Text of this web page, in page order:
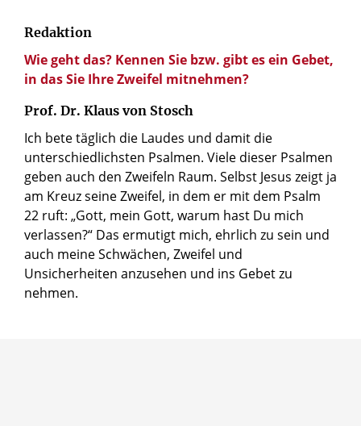
Redaktion
Wie geht das? Kennen Sie bzw. gibt es ein Gebet,
in das Sie Ihre Zweifel mitnehmen?
Prof. Dr. Klaus von Stosch
Ich bete täglich die Laudes und damit die
unterschiedlichsten Psalmen. Viele dieser Psalmen
geben auch den Zweifeln Raum. Selbst Jesus zeigt ja
am Kreuz seine Zweifel, in dem er mit dem Psalm
22 ruft: „Gott, mein Gott, warum hast Du mich
verlassen?“ Das ermutigt mich, ehrlich zu sein und
auch meine Schwächen, Zweifel und
Unsicherheiten anzusehen und ins Gebet zu
nehmen.